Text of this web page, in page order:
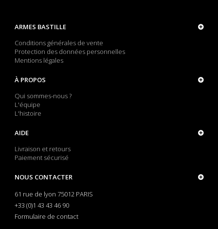
ARMES BASTILLE
Conditions générales de vente
Protection des données personnelles
Mentions légales
À PROPOS
Qui sommes-nous ?
L'équipe
L'histoire
AIDE
Livraison et retours
Paiement sécurisé
NOUS CONTACTER
61 rue de lyon 75012 PARIS
+33 (0)1 43 43 46 90
Formulaire de contact